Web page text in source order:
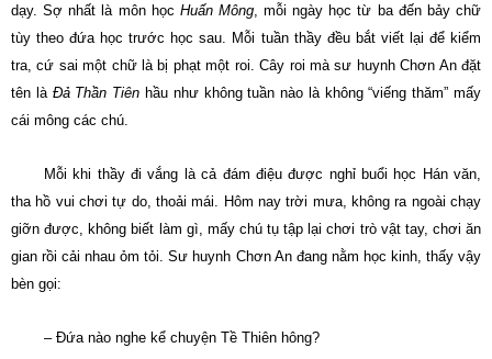
dạy. Sợ nhất là môn học Huấn Mông, mỗi ngày học từ ba đến bảy chữ
tùy theo đứa học trước học sau. Mỗi tuần thầy đều bắt viết lại để kiểm
tra, cứ sai một chữ là bị phạt một roi. Cây roi mà sư huynh Chơn An đặt
tên là Ðả Thần Tiên hầu như không tuần nào là không “viếng thăm” mấy
cái mông các chú.
Mỗi khi thầy đi vắng là cả đám điệu được nghỉ buổi học Hán văn,
tha hồ vui chơi tự do, thoải mái. Hôm nay trời mưa, không ra ngoài chạy
giỡn được, không biết làm gì, mấy chú tụ tập lại chơi trò vật tay, chơi ăn
gian rồi cải nhau ỏm tỏi. Sư huynh Chơn An đang nằm học kinh, thấy vậy
bèn gọi:
– Ðứa nào nghe kể chuyện Tề Thiên hông?